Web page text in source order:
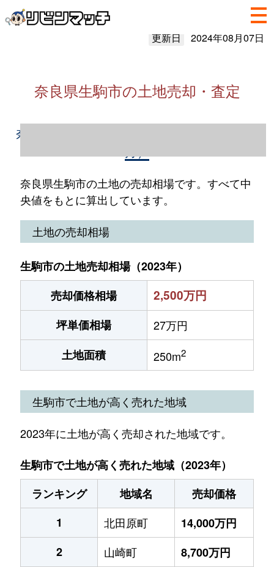
更新日 2024年08月07日
奈良県生駒市の土地売却・査定
奈良県生駒市の土地売却情報（2023年1～12
奈良県生駒市の土地の売却相場です。すべて中
央値をもとに算出しています。
土地の売却相場
生駒市の土地売却相場（2023年）
売却価格相場
2,500万円
坪単価相場
27万円
土地面積
250m2
生駒市で土地が高く売れた地域
2023年に土地が高く売却された地域です。
生駒市で土地が高く売れた地域（2023年）
ランキング
地域名
売却価格
1
北田原町
14,000万円
2
山崎町
8,700万円